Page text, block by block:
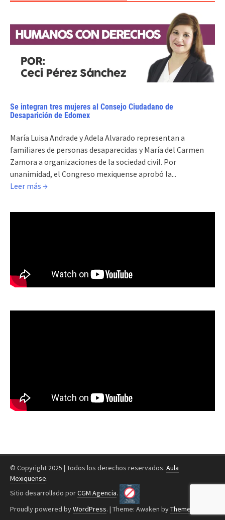
Se integran tres mujeres al Consejo Ciudadano de
Desaparición de Edomex
María Luisa Andrade y Adela Alvarado representan a
familiares de personas desaparecidas y María del Carmen
Zamora a organizaciones de la sociedad civil. Por
unanimidad, el Congreso mexiquense aprobó la...
Leer más →
© Copyright 2025 | Todos los derechos reservados. Aula
Mexiquense.
Sitio desarrollado porCGM Agencia.
Proudly powered byWordPress. | Theme: Awaken byThemezHut